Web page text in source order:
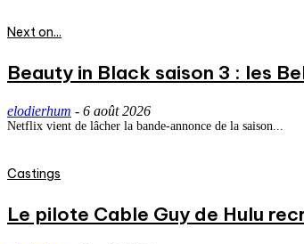
Next on...
Beauty in Black saison 3 : les
elodierhum - 6 août 2026
Netflix vient de lâcher la bande-annonce de la saison...
Castings
Le pilote Cable Guy de Hulu